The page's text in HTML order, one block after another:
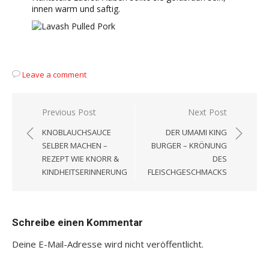
innen warm und saftig.
Leave a comment
Beitragsnavigation
Previous Post
KNOBLAUCHSAUCE
SELBER MACHEN –
REZEPT WIE KNORR &
KINDHEITSERINNERUNG
Next Post
DER UMAMI KING
BURGER – KRÖNUNG
DES
FLEISCHGESCHMACKS
Schreibe einen Kommentar
Deine E-Mail-Adresse wird nicht veröffentlicht.